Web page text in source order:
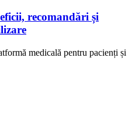
recomandări și
medicală pentru pacienți și